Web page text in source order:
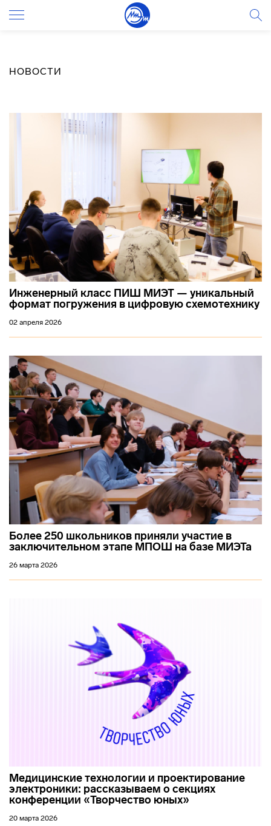
НОВОСТИ
Инженерный класс ПИШ МИЭТ — уникальный
формат погружения в цифровую схемотехнику
02 апреля 2026
Более 250 школьников приняли участие в
заключительном этапе МПОШ на базе МИЭТа
26 марта 2026
Медицинские технологии и проектирование
электроники: рассказываем о секциях
конференции «Творчество юных»
20 марта 2026